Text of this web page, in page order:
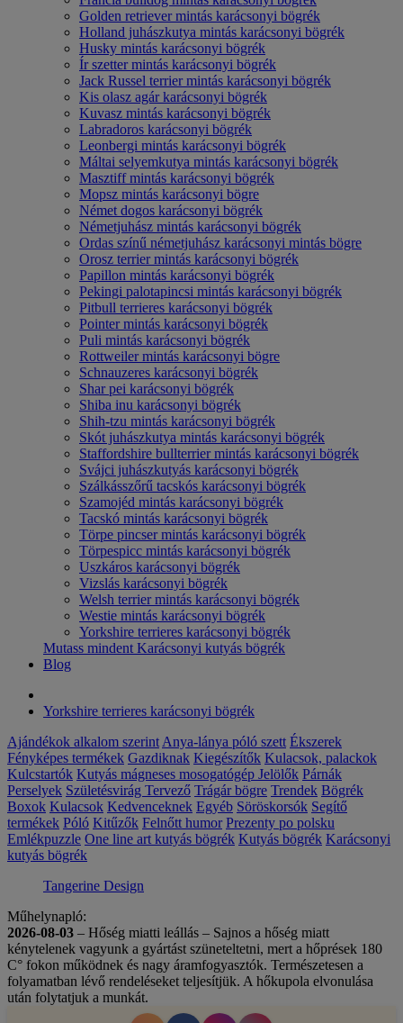
Golden retriever mintás karácsonyi bögrék
Holland juhászkutya mintás karácsonyi bögrék
Husky mintás karácsonyi bögrék
Ír szetter mintás karácsonyi bögrék
Jack Russel terrier mintás karácsonyi bögrék
Kis olasz agár karácsonyi bögrék
Kuvasz mintás karácsonyi bögrék
Labradoros karácsonyi bögrék
Leonbergi mintás karácsonyi bögrék
Máltai selyemkutya mintás karácsonyi bögrék
Masztiff mintás karácsonyi bögrék
Mopsz mintás karácsonyi bögre
Német dogos karácsonyi bögrék
Németjuhász mintás karácsonyi bögrék
Ordas színű németjuhász karácsonyi mintás bögre
Orosz terrier mintás karácsonyi bögrék
Papillon mintás karácsonyi bögrék
Pekingi palotapincsi mintás karácsonyi bögrék
Pitbull terrieres karácsonyi bögrék
Pointer mintás karácsonyi bögrék
Puli mintás karácsonyi bögrék
Rottweiler mintás karácsonyi bögre
Schnauzeres karácsonyi bögrék
Shar pei karácsonyi bögrék
Shiba inu karácsonyi bögrék
Shih-tzu mintás karácsonyi bögrék
Skót juhászkutya mintás karácsonyi bögrék
Staffordshire bullterrier mintás karácsonyi bögrék
Svájci juhászkutyás karácsonyi bögrék
Szálkásszőrű tacskós karácsonyi bögrék
Szamojéd mintás karácsonyi bögrék
Tacskó mintás karácsonyi bögrék
Törpe pincser mintás karácsonyi bögrék
Törpespicc mintás karácsonyi bögrék
Uszkáros karácsonyi bögrék
Vizslás karácsonyi bögrék
Welsh terrier mintás karácsonyi bögrék
Westie mintás karácsonyi bögrék
Yorkshire terrieres karácsonyi bögrék
Mutass mindent Karácsonyi kutyás bögrék
Blog
Yorkshire terrieres karácsonyi bögrék
Ajándékok alkalom szerint Anya-lánya póló szett Ékszerek
Fényképes termékek Gazdiknak Kiegészítők Kulacsok, palackok
Kulcstartók Kutyás mágneses mosogatógép Jelölők Párnák
Perselyek Születésvirág Tervező Trágár bögre Trendek Bögrék
Boxok Kulacsok Kedvenceknek Egyéb Söröskorsók Segítő
termékek Póló Kitűzők Felnőtt humor Prezenty po polsku
Emlékpuzzle One line art kutyás bögrék Kutyás bögrék Karácsonyi
kutyás bögrék
Tangerine Design
Műhelynapló:
2026-08-03 – Hőség miatti leállás – Sajnos a hőség miatt
kénytelenek vagyunk a gyártást szüneteltetni, mert a hőprések 180
C° fokon működnek és nagy áramfogyasztók. Természetesen a
folyamatban lévő rendeléseket teljesítjük. A hőkupola elvonulása
után folytatjuk a munkát.